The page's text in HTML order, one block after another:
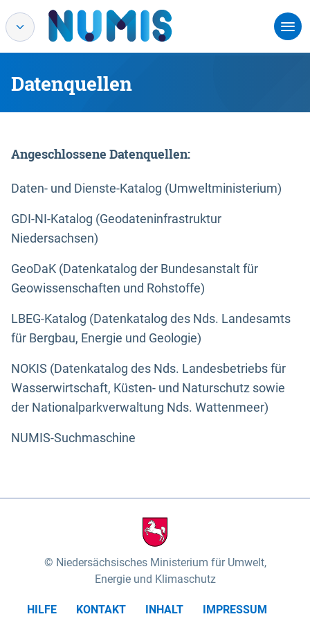
Datenquellen
Angeschlossene Datenquellen:
Daten- und Dienste-Katalog (Umweltministerium)
GDI-NI-Katalog (Geodateninfrastruktur
Niedersachsen)
GeoDaK (Datenkatalog der Bundesanstalt für
Geowissenschaften und Rohstoffe)
LBEG-Katalog (Datenkatalog des Nds. Landesamts
für Bergbau, Energie und Geologie)
NOKIS (Datenkatalog des Nds. Landesbetriebs für
Wasserwirtschaft, Küsten- und Naturschutz sowie
der Nationalparkverwaltung Nds. Wattenmeer)
NUMIS-Suchmaschine
Niedersächsisches Ministerium für Umwelt,
Energie und Klimaschutz
HILFE KONTAKT INHALT
IMPRESSUM